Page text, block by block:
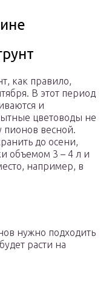
как правило,
В этот период
и
цветоводы не
пионов весной.
до осени,
объемом 3 – 4 л и
например, в
нужно подходить
расти на